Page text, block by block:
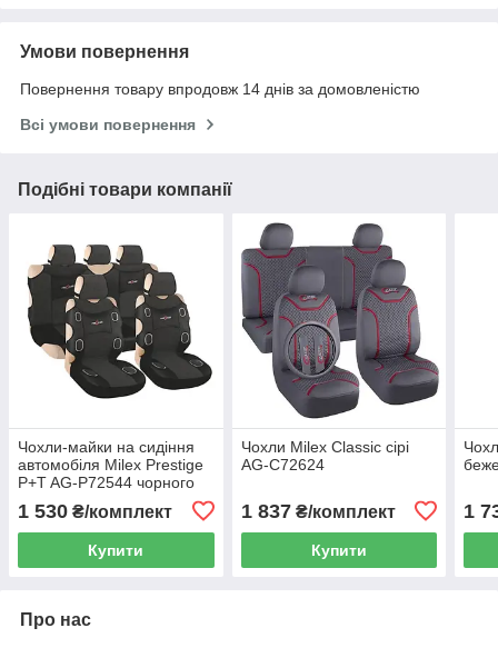
Умови повернення
Повернення товару впродовж 14 днів за домовленістю
Всі умови повернення
Подібні товари компанії
Чохли-майки на сидіння
автомобіля Milex Prestige
P+T AG-P72544 чорного
1 530 ₴/комплект
Купити
Чохли Milex Classic сірі
AG-C72624
1 837₴/комплект
Купити
1
Про нас